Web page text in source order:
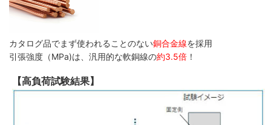
カタログ品でまず使われることのない銅合金線を採用
引張強度（MPa)は、汎用的な軟銅線の約3.5倍 ！
【高負荷試験結果】